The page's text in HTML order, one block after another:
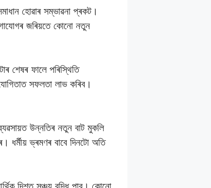
হোৱাৰ সম্ভাৱনা প্ৰকট।
জৰিয়তে কোনো নতুন
শেষৰ ফালে পৰিস্থিতি
সফলতা লাভ কৰিব।
উন্নতিৰ নতুন বাট মুকলি
ধৰ্মীয় ভ্ৰমণৰ বাবে দিনটো অতি